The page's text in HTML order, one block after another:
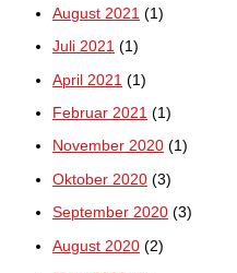
August 2021 (1)
Juli 2021 (1)
April 2021 (1)
Februar 2021 (1)
November 2020 (1)
Oktober 2020 (3)
September 2020 (3)
August 2020 (2)